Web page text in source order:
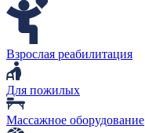
Взрослая реабилитация
Для пожилых
Массажное оборудование